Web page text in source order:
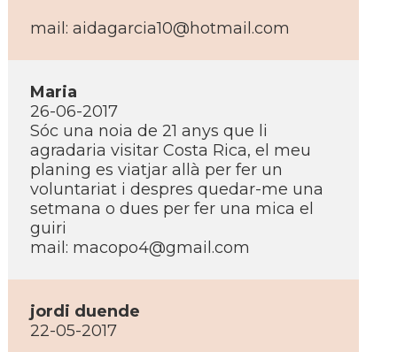
mail: aidagarcia10@hotmail.com
Maria
26-06-2017
Sóc una noia de 21 anys que li
agradaria visitar Costa Rica, el meu
planing es viatjar allà per fer un
voluntariat i despres quedar-me una
setmana o dues per fer una mica el
guiri
mail: macopo4@gmail.com
jordi duende
22-05-2017